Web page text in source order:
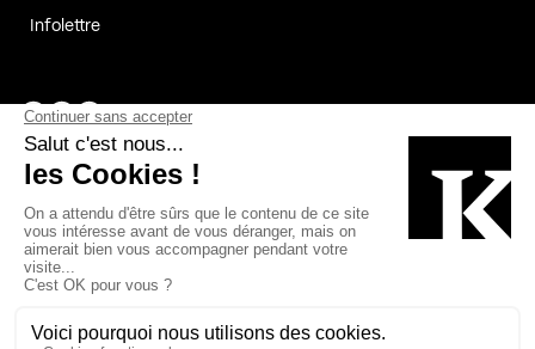
Infolettre
Page Facebook de Kollectif
Page Instagram de Kollectif
Page Linkedin de Kollectif
Bâtiment-Durable-Québec-1
Esquisses-1IRAC-1
MP-1 v2com-1